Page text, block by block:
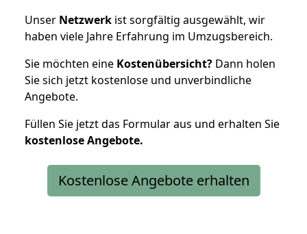
Unser Netzwerk ist sorgfältig ausgewählt, wir
haben viele Jahre Erfahrung im Umzugsbereich.
Sie möchten eine Kostenübersicht? Dann holen
Sie sich jetzt kostenlose und unverbindliche
Angebote.
Füllen Sie jetzt das Formular aus und erhalten Sie
kostenloseAngebote.
Kostenlose Angebote erhalten